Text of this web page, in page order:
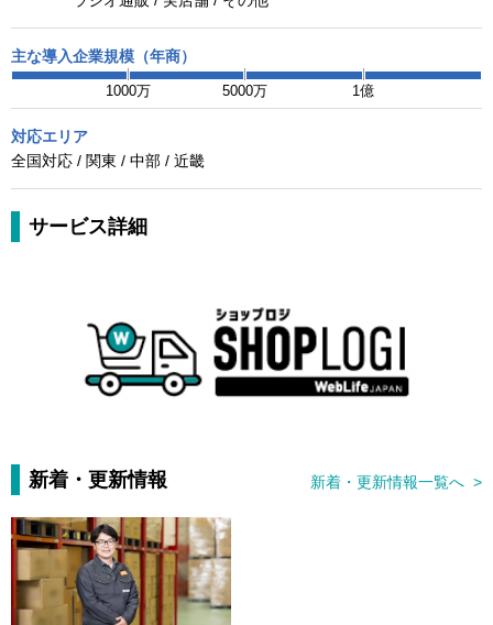
主な導入企業規模（年商）
1000万 5000万 1億
対応エリア
全国対応 / 関東 / 中部 / 近畿
サービス詳細
新着・更新情報 新着・更新情報一覧へ >